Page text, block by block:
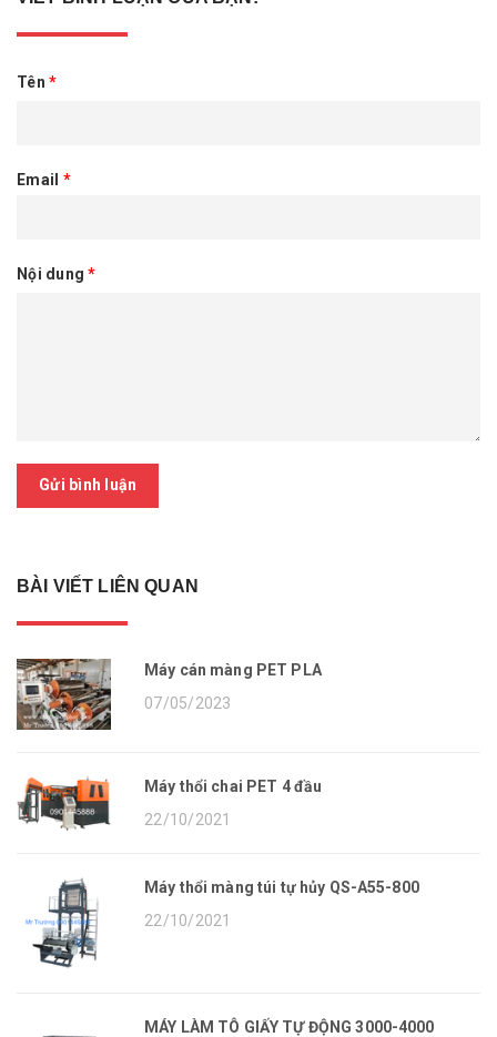
Tên *
Email *
Nội dung*
Gửi bình luận
BÀI VIẾT LIÊN QUAN
Máy cán màng PET PLA
07/05/2023
Máy thổi chai PET 4 đầu
22/10/2021
Máy thổi màng túi tự hủy QS-A55-800
22/10/2021
MÁY LÀM TÔ GIẤY TỰ ĐỘNG 3000-4000